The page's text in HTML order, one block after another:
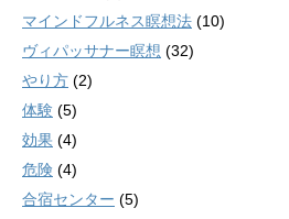
マインドフルネス瞑想法 (10)
ヴィパッサナー瞑想 (32)
やり方 (2)
体験 (5)
効果 (4)
危険 (4)
合宿センター (5)